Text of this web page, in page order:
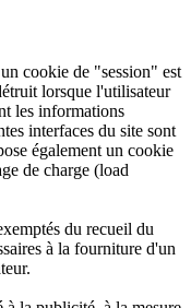
cookie de "session" est
lorsque l'utilisateur
les informations
interfaces du site sont
également un cookie
de charge (load
du recueil du
à la fourniture d'un